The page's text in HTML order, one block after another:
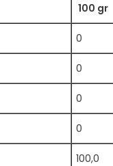
100 gr
0
0
0
0
100,0